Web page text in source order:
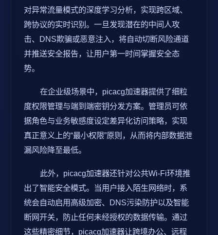
对异常流量模式的深度学习分析，实现跨区域、
跨协议的实时识别。一旦发现潜在的中间人攻
击、DNS欺骗或恶意注入，将自动切断风险通道
并推送安全报告，让用户第一时间掌握安全态
势。
在企业级场景中，picacg加速器提供了细粒
度权限管理与端到端密钥分发方案。管理员可依
据角色与业务敏感度设定差异化访问策略，实现
真正意义上的“最小权限”原则，从而将内部数据泄
漏风险降至最低。
此外，picacg加速器还针对公共Wi-Fi环境推
出了智能安全模式。当用户接入陌生网络时，系
统会自动启用高级加密、DNS污染防护以及智能
断网开关，防止任何未经授权的数据传输。通过
这些精密细节，picacg加速器让跨境办公、远程